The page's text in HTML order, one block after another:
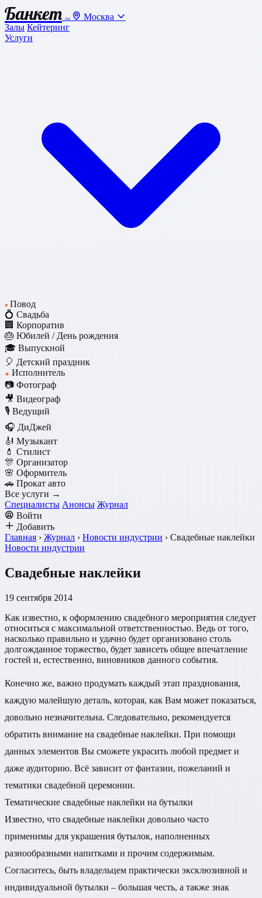
Банкет .ru
Москва
Залы Кейтеринг
Услуги
♥ Повод
💍 Свадьба
🏢 Корпоратив
🎂 Юбилей / День рождения
🎓 Выпускной
🎈 Детский праздник
★ Исполнитель
📷 Фотограф
🎥 Видеограф
🎙️ Ведущий
🎧 ДиДжей
🎻 Музыкант
💄 Стилист
🎊 Организатор
🌸 Оформитель
🚗 Прокат авто
Все услуги →
Специалисты Анонсы Журнал
Войти
Добавить
Главная › Журнал › Новости индустрии › Свадебные наклейки
Новости индустрии
Свадебные наклейки
19 сентября 2014
Как известно, к оформлению свадебного мероприятия следует
относиться с максимальной ответственностью. Ведь от того,
насколько правильно и удачно будет организовано столь
долгожданное торжество, будет зависеть общее впечатление
гостей и, естественно, виновников данного события.
Конечно же, важно продумать каждый этап празднования,
каждую малейшую деталь, которая, как Вам может показаться,
довольно незначительна. Следовательно, рекомендуется
обратить внимание на свадебные наклейки. При помощи
данных элементов Вы сможете украсить любой предмет и
даже аудиторию. Всё зависит от фантазии, пожеланий и
тематики свадебной церемонии.
Тематические свадебные наклейки на бутылки
Известно, что свадебные наклейки довольно часто
применимы для украшения бутылок, наполненных
разнообразными напитками и прочим содержимым.
Согласитесь, быть владельцем практически эксклюзивной и
индивидуальной бутылки – большая честь, а также знак